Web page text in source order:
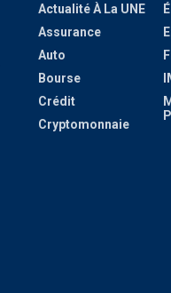
Actualité À La UNE
Assurance
Auto
Bourse
Crédit
Cryptomonnaie